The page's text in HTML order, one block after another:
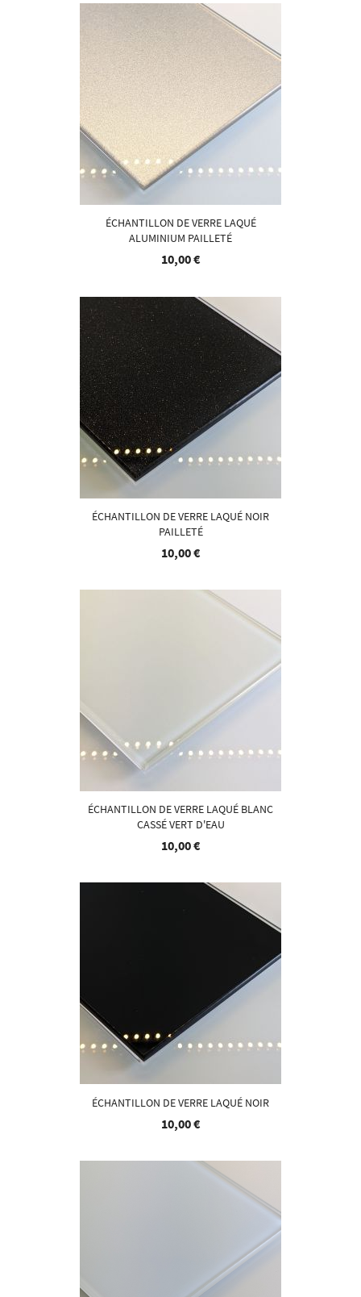
ÉCHANTILLON DE VERRE LAQUÉ
ALUMINIUM PAILLETÉ
10,00 €
ÉCHANTILLON DE VERRE LAQUÉ NOIR
PAILLETÉ
10,00 €
ÉCHANTILLON DE VERRE LAQUÉ BLANC
CASSÉ VERT D'EAU
10,00 €
ÉCHANTILLON DE VERRE LAQUÉ NOIR
10,00 €